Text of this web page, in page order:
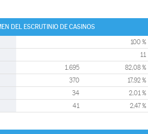
DEL ESCRUTINIO DE CASINOS
100 %
11
1.695 82,08 %
370 17,92 %
34 2,01 %
41 2,47 %